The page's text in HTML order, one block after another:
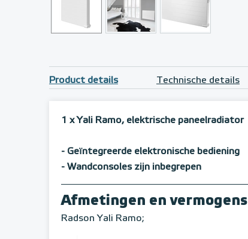
Product details Technische details
1 x Yali Ramo, elektrische paneelradiator
- Geïntegreerde elektronische bediening
- Wandconsoles zijn inbegrepen
Afmetingen en vermogens
Radson Yali Ramo;